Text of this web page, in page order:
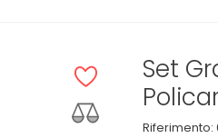
Set
Riferimento: